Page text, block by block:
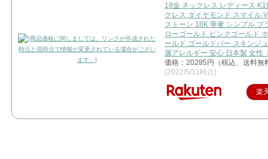
18金 ネックレス レディース
クレス ダイヤモンド スマイル
ストーン 18K 華奢 シンプル プ
ローゴールド ピンクゴールド
ールド ゴールドバー スキンジ
属アレルギー 安心 日本製 女性
価格：20295円（税込、送料無
(2022/5/31時点)
楽